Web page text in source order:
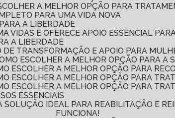
A MELHOR OPÇÃO PARA
PARA UMA VIDA NOVA
A LIBERDADE
VIDAS E OFERECE APOIO ESSENCIAL
A LIBERDADE
DE TRANSFORMAÇÃO E APOIO PARA
ESCOLHER A MELHOR OPÇÃO PARA A
ESCOLHER A MELHOR OPÇÃO PARA
ESCOLHER A MELHOR OPÇÃO PARA
ESCOLHER A MELHOR OPÇÃO PARA
ESSENCIAIS
FUNCIONA!